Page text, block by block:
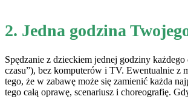
2. Jedna godzina
Spędzanie z dzieckiem jednej godziny
czasu”), bez komputerów i TV. Ewentualnie z
tego, że w zabawę może się zamienić każda
tego całą oprawę, scenariusz i choreografię.